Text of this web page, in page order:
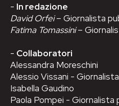
- In redazione
David Orfei– Giornalista
Fatima Tomassini–
- Collaboratori
Alessandra Moreschini
Alessio Vissani -
Isabella Gaudino
Paola Pompei - Giornalista